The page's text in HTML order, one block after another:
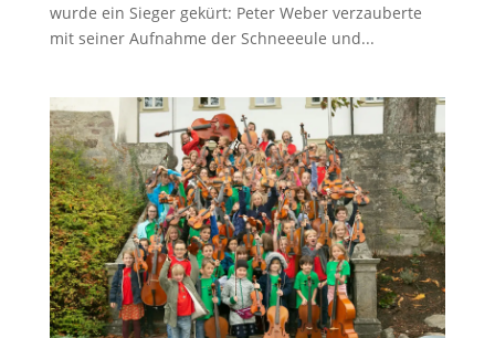
wurde ein Sieger gekürt: Peter Weber verzauberte
mit seiner Aufnahme der Schneeeule und...